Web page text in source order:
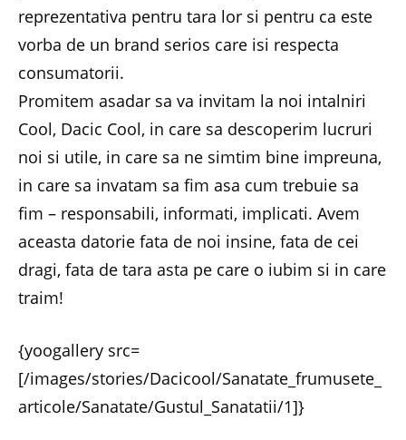
reprezentativa pentru tara lor si pentru ca este
vorba de un brand serios care isi respecta
consumatorii.
Promitem asadar sa va invitam la noi intalniri
Cool, Dacic Cool, in care sa descoperim lucruri
noi si utile, in care sa ne simtim bine impreuna,
in care sa invatam sa fim asa cum trebuie sa
fim – responsabili, informati, implicati. Avem
aceasta datorie fata de noi insine, fata de cei
dragi, fata de tara asta pe care o iubim si in care
traim!
{yoogallery src=
[/images/stories/Dacicool/Sanatate_frumusete_
articole/Sanatate/Gustul_Sanatatii/1]}